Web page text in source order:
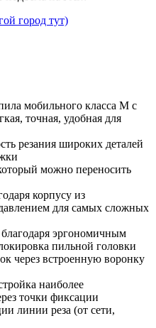
город тут)
мобильного класса M с
точная, удобная для
резания широких деталей
можно переносить
корпусу из
для самых сложных
эргономичным
пильной головки
через встроенную воронку
наиболее
точки фиксации
линии реза (от сети,